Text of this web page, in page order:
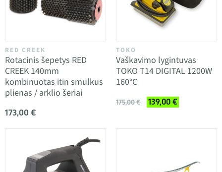
RED CREEK
Rotacinis šepetys RED
CREEK 140mm
kombinuotas itin smulkus
plienas / arklio šeriai
173,00 €
TOKO
Vaškavimo lygintuvas
TOKO T14 DIGITAL 1200W
160°C
175,00 € 139,00 €